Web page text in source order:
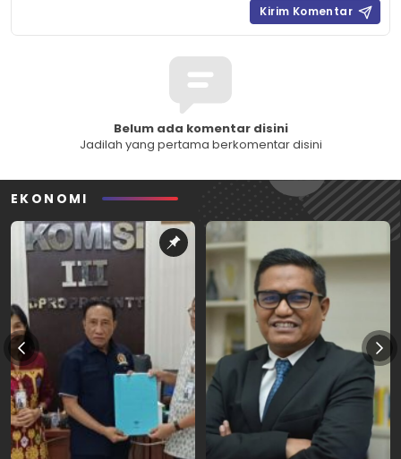
Belum ada komentar disini
Jadilah yang pertama berkomentar disini
EKONOMI